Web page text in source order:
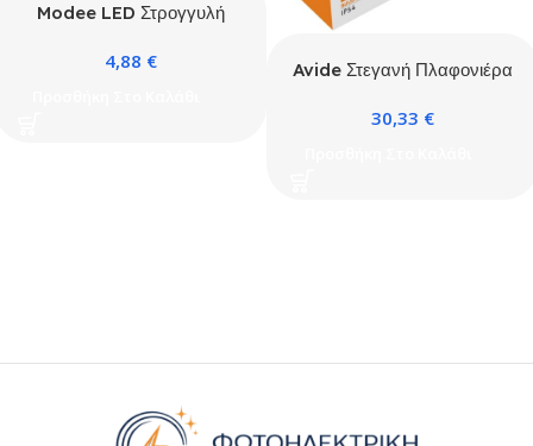
Avide Στεγανή Πλαφονιέρα
(Merkur-C) 12W Λευκό
30,33 €
Modee LED Στρογγυλή
Μαύρο ERP
4,88 €